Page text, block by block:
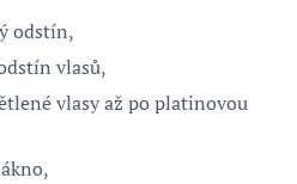
odstín,
vlasů,
vlasy až po platinovou